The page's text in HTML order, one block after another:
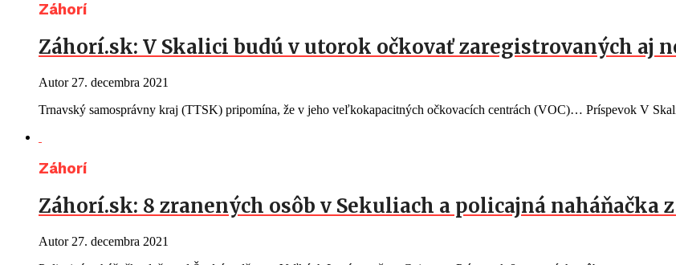
Záhorí
Záhorí.sk: V Skalici budú v utorok očkovať zaregistrovaných aj
Autor 27. decembra 2021
Trnavský samosprávny kraj (TTSK) pripomína, že v jeho veľkokapacitných očkovacích centrách (VOC)… Príspevok V
Záhorí
Záhorí.sk: 8 zranených osôb v Sekuliach a policajná naháňačka
Autor 27. decembra 2021